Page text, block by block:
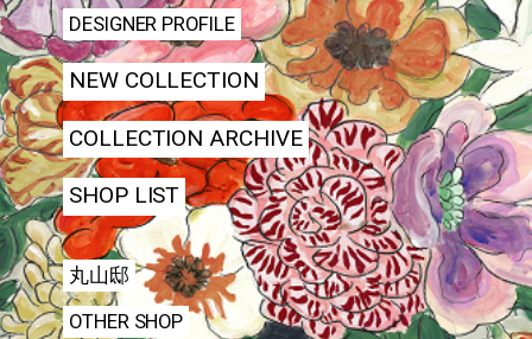
DESIGNER PROFILE
NEW COLLECTION
COLLECTION ARCHIVE
SHOP LIST
丸山邸
OTHER SHOP